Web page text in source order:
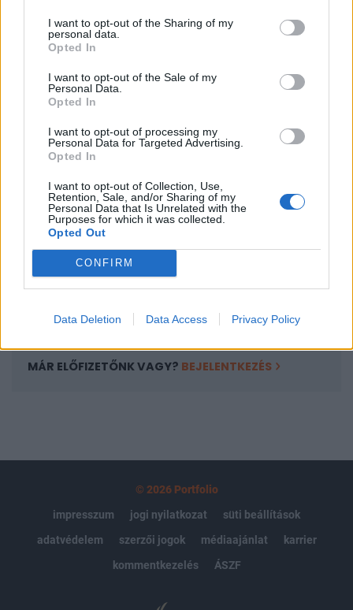
I want to opt-out of the Sharing of my
personal data.
Opted In
I want to opt-out of the Sale of my
Personal Data.
Opted In
I want to opt-out of processing my
Personal Data for Targeted Advertising.
Opted In
I want to opt-out of Collection, Use,
Retention, Sale, and/or Sharing of my
Personal Data that Is Unrelated with the
Purposes for which it was collected.
Opted Out
CONFIRM
Data Deletion Data Access Privacy Policy
készül vásárolni. A kurzus 2.7%-os erősödéssel, 7,215 Ft-on
tartózkodik ebédidőben. A MOL részvényei mindössze
KEDVES OLVASÓNK!
A keresett cikk a portfolio.hu hírarchívumához
tartozik, melynek olvasása előfizetéses
regisztrációhoz kötött.
Az előfizetés a következőket tartalmazza:
Portfolio.hu teljes cikkarchívum
Kötéslisták: BÉT elmúlt 2 év napon belüli
kötéslistái
MÁR ELŐFIZETŐNK VAGY? BEJELENTKEZÉS
© 2026 Portfolio
impresszum
jogi nyilatkozat
süti beállítások
adatvédelem
szerzői jogok médiaajánlat
karrier
kommentkezelés
ÁSZF